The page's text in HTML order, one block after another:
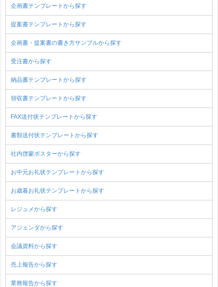
企画書テンプレートから探す
提案書テンプレートから探す
企画書・提案書の書き方サンプルから探す
受注書から探す
納品書テンプレートから探す
領収書テンプレートから探す
FAX送付状テンプレートから探す
書類送付状テンプレートから探す
社内啓蒙ポスターから探す
お中元お礼状テンプレートから探す
お歳暮お礼状テンプレートから探す
レジュメから探す
アジェンダから探す
会議資料から探す
売上報告から探す
業務報告から探す